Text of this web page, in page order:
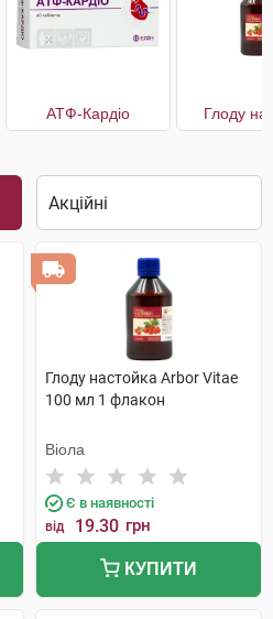
АТФ-Кардіо Глоду
Глоду настойка Arbor Vitae
100 мл 1 флакон
Віола
Є в наявності
від 19.30 грн
КУПИТИ